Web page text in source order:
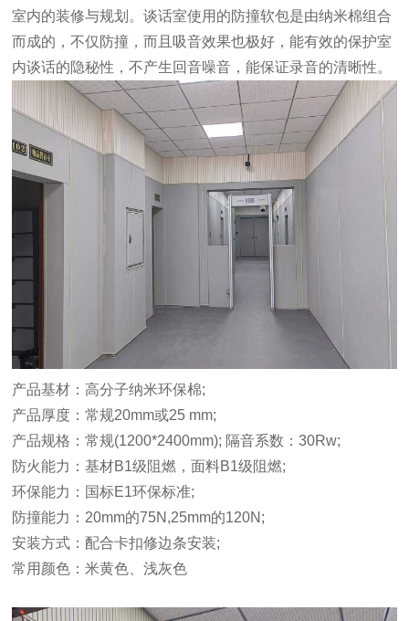
室内的装修与规划。谈话室使用的防撞软包是由纳米棉组合
而成的，不仅防撞，而且吸音效果也极好，能有效的保护室
内谈话的隐秘性，不产生回音噪音，能保证录音的清晰性。
产品基材：高分子纳米环保棉;
产品厚度：常规20mm或25 mm;
产品规格：常规(1200*2400mm); 隔音系数：30Rw;
防火能力：基材B1级阻燃，面料B1级阻燃;
环保能力：国标E1环保标准;
防撞能力：20mm的75N,25mm的120N;
安装方式：配合卡扣修边条安装;
常用颜色：米黄色、浅灰色